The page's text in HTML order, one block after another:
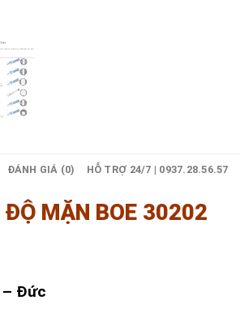
ĐÁNH GIÁ (0) HỖ TRỢ 24/7 | 0937.28.56.57
ĐỘ MẶN BOE 30202
– Đức